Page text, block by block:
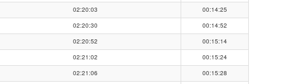
02:20:03
00:14:25
02:20:30
00:14:52
02:20:52
00:15:14
02:21:02
00:15:24
02:21:06
00:15:28